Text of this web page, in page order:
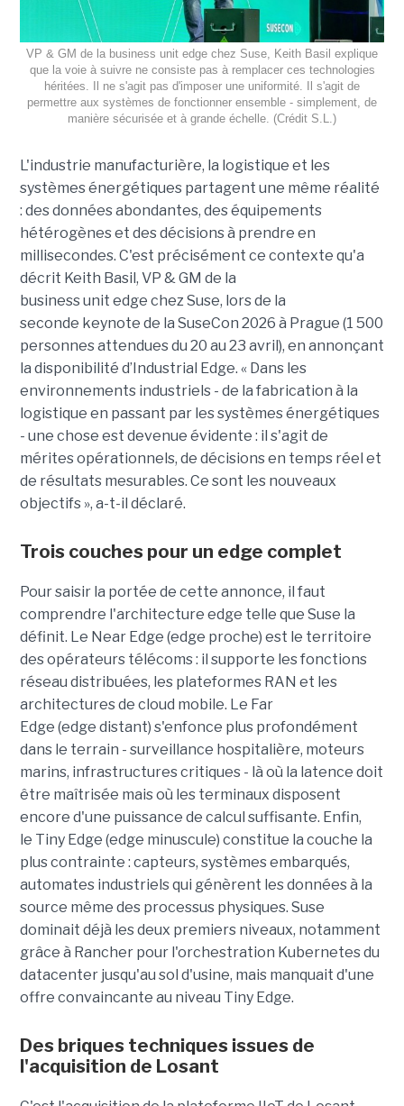
VP & GM de la business unit edge chez Suse, Keith Basil explique
que la voie à suivre ne consiste pas à remplacer ces technologies
héritées. Il ne s'agit pas d'imposer une uniformité. Il s'agit de
permettre aux systèmes de fonctionner ensemble - simplement, de
manière sécurisée et à grande échelle. (Crédit S.L.)
L'industrie manufacturière, la logistique et les
systèmes énergétiques partagent une même réalité
: des données abondantes, des équipements
hétérogènes et des décisions à prendre en
millisecondes. C'est précisément ce contexte qu'a
décrit Keith Basil, VP & GM de la
business unit edge chez Suse, lors de la
seconde keynote de la SuseCon 2026 à Prague (1 500
personnes attendues du 20 au 23 avril), en annonçant
la disponibilité d’Industrial Edge. « Dans les
environnements industriels - de la fabrication à la
logistique en passant par les systèmes énergétiques
- une chose est devenue évidente : il s'agit de
mérites opérationnels, de décisions en temps réel et
de résultats mesurables. Ce sont les nouveaux
objectifs », a-t-il déclaré.
Trois couches pour un edge complet
Pour saisir la portée de cette annonce, il faut
comprendre l'architecture edge telle que Suse la
définit. Le Near Edge (edge proche) est le territoire
des opérateurs télécoms : il supporte les fonctions
réseau distribuées, les plateformes RAN et les
architectures de cloud mobile. Le Far
Edge (edge distant) s'enfonce plus profondément
dans le terrain - surveillance hospitalière, moteurs
marins, infrastructures critiques - là où la latence doit
être maîtrisée mais où les terminaux disposent
encore d'une puissance de calcul suffisante. Enfin,
le Tiny Edge (edge minuscule) constitue la couche la
plus contrainte : capteurs, systèmes embarqués,
automates industriels qui génèrent les données à la
source même des processus physiques. Suse
dominait déjà les deux premiers niveaux, notamment
grâce à Rancher pour l'orchestration Kubernetes du
datacenter jusqu'au sol d'usine, mais manquait d'une
offre convaincante au niveau Tiny Edge.
Des briques techniques issues de
l'acquisition de Losant